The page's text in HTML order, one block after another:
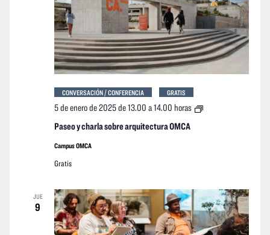
Paseo y charla sobre arquitectura OMCA
5 de enero de 2025 de 13.00 a14.00 horas
Paseo
CONVERSACIÓN / CONFERENCIA GRATIS
Campus OMCA
Gratis
JUE
9